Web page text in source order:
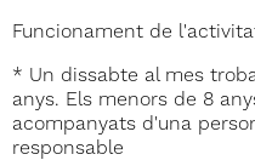
Funcionament de
* Un dissabte al mes
anys. Els menors de 8
acompanyats d'una
responsable